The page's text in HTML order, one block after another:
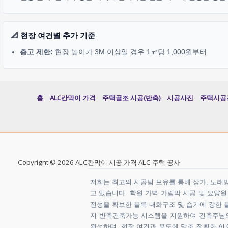
📐 현장 여건별 추가 기준
층고 제한: 현장 높이가 3M 이상일 경우 1㎡당 1,000원부터
홈 ALC칸막이 가격 주택골조 시공(반축) 시공사진 주택시
Copyright © 2026 ALC칸막이 시공 가격 ALC 주택 공사
저희는 최고의 시공팀 보유를 통해 상가, 노
고 있습니다. 학원 가벽 가림막 시공 및 요양
전성을 확보한 블록 내화구조 및 습기에 강한
지 반축건축가능 시스템을 지원하여 건축주